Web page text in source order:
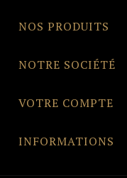
NOS PRODUITS
NOTRE SOCIÉTÉ
VOTRE COMPTE
INFORMATIONS